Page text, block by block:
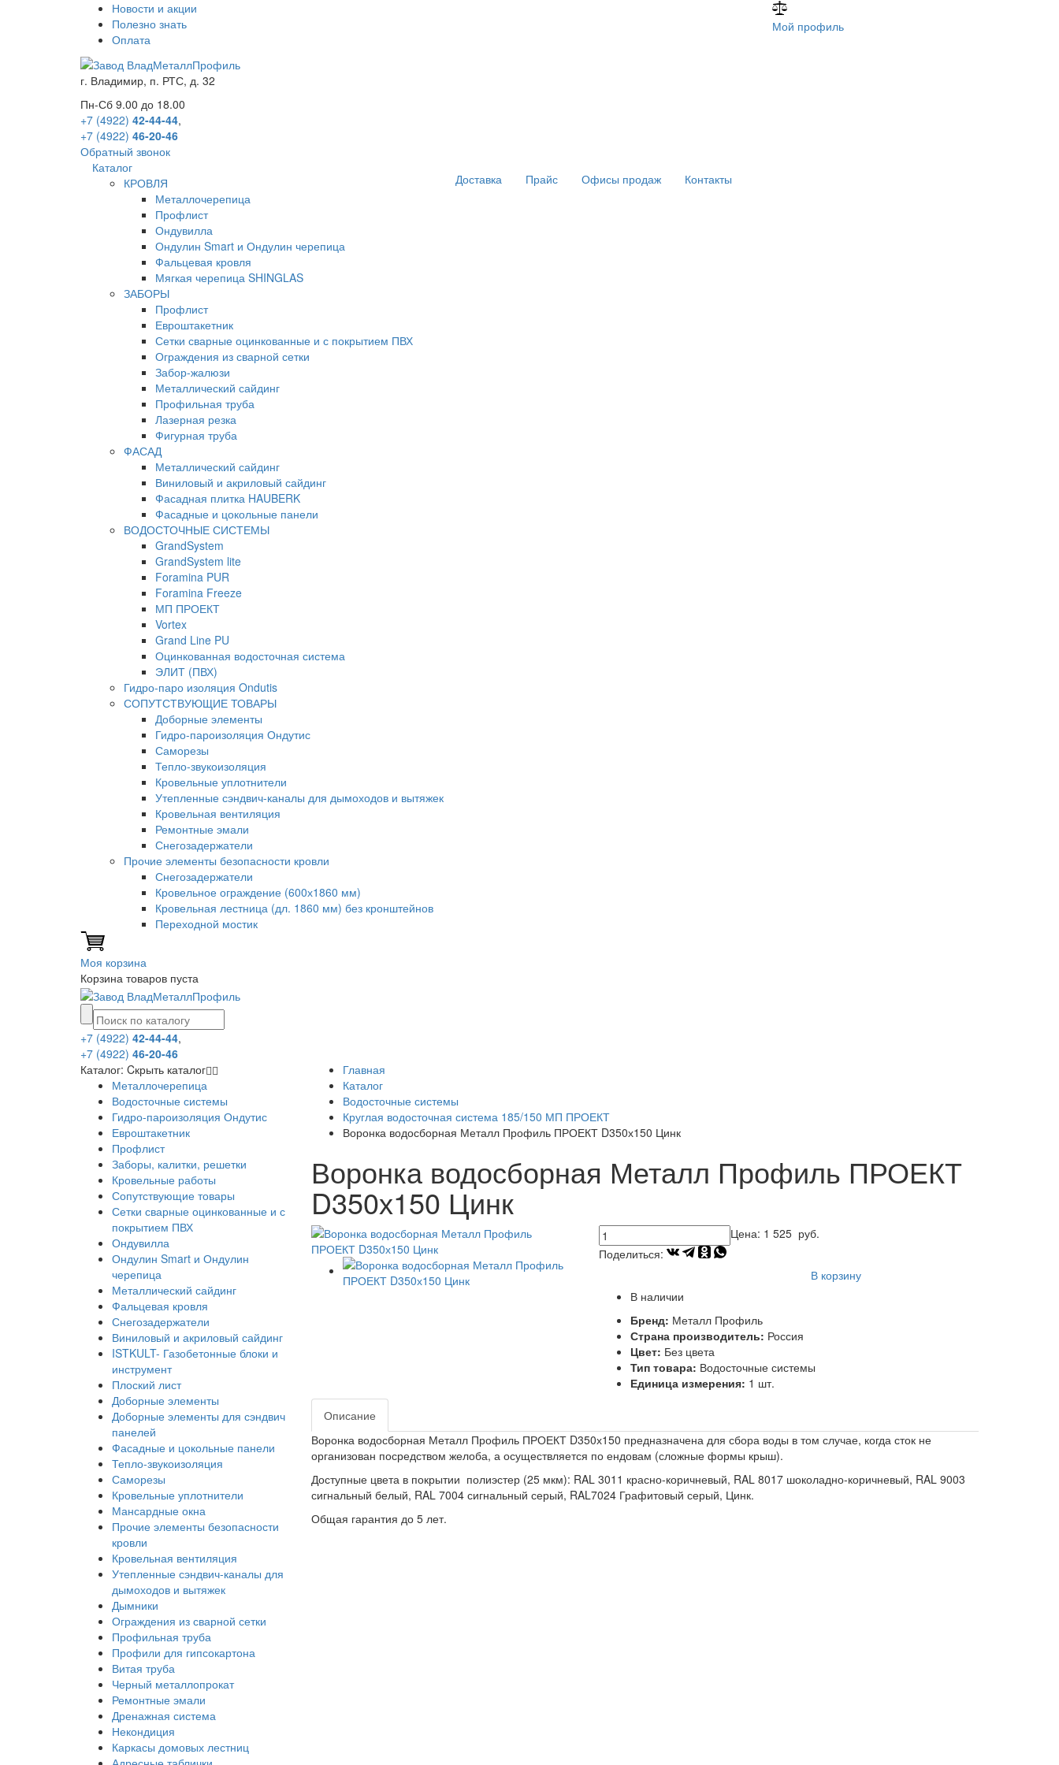
Новости и акции
Полезно знать
Оплата
Мой профиль
г. Владимир, п. РТС, д. 32
Пн-Сб 9.00 до 18.00
+7 (4922) 42-44-44,
+7 (4922) 46-20-46
Обратный звонок
Каталог
КРОВЛЯ
Металлочерепица
Профлист
Ондувилла
Ондулин Smart и Ондулин черепица
Фальцевая кровля
Мягкая черепица SHINGLAS
ЗАБОРЫ
Профлист
Евроштакетник
Сетки сварные оцинкованные и с покрытием ПВХ
Ограждения из сварной сетки
Забор-жалюзи
Металлический сайдинг
Профильная труба
Лазерная резка
Фигурная труба
ФАСАД
Металлический сайдинг
Виниловый и акриловый сайдинг
Фасадная плитка HAUBERK
Фасадные и цокольные панели
ВОДОСТОЧНЫЕ СИСТЕМЫ
GrandSystem
GrandSystem lite
Foramina PUR
Foramina Freeze
МП ПРОЕКТ
Vortex
Grand Line PU
Оцинкованная водосточная система
ЭЛИТ (ПВХ)
Гидро-паро изоляция Ondutis
СОПУТСТВУЮЩИЕ ТОВАРЫ
Доборные элементы
Гидро-пароизоляция Ондутис
Саморезы
Тепло-звукоизоляция
Кровельные уплотнители
Утепленные сэндвич-каналы для дымоходов и вытяжек
Кровельная вентиляция
Ремонтные эмали
Снегозадержатели
Прочие элементы безопасности кровли
Снегозадержатели
Кровельное ограждение (600х1860 мм)
Кровельная лестница (дл. 1860 мм) без кронштейнов
Переходной мостик
Доставка Прайс Офисы продаж Контакты
Моя корзина
Корзина товаров пуста
+7 (4922) 42-44-44,
+7 (4922) 46-20-46
Каталог: Cкрыть каталог
Металлочерепица
Водосточные системы
Гидро-пароизоляция Ондутис
Евроштакетник
Профлист
Заборы, калитки, решетки
Кровельные работы
Сопутствующие товары
Сетки сварные оцинкованные и с
покрытием ПВХ
Ондувилла
Ондулин Smart и Ондулин
черепица
Металлический сайдинг
Фальцевая кровля
Снегозадержатели
Виниловый и акриловый сайдинг
ISTKULT- Газобетонные блоки и
инструмент
Плоский лист
Доборные элементы
Доборные элементы для сэндвич
панелей
Фасадные и цокольные панели
Тепло-звукоизоляция
Саморезы
Кровельные уплотнители
Мансардные окна
Прочие элементы безопасности
кровли
Кровельная вентиляция
Утепленные сэндвич-каналы для
дымоходов и вытяжек
Дымники
Ограждения из сварной сетки
Профильная труба
Профили для гипсокартона
Витая труба
Черный металлопрокат
Ремонтные эмали
Дренажная система
Некондиция
Каркасы домовых лестниц
Главная
Каталог
Водосточные системы
Круглая водосточная система 185/150 МП ПРОЕКТ
Воронка водосборная Металл Профиль ПРОЕКТ D350х150 Цинк
Воронка водосборная Металл Профиль ПРОЕКТ
D350х150 Цинк
Цена: 1 525 руб.
Поделиться:
В корзину
В наличии
Бренд: Металл Профиль
Страна производитель: Россия
Цвет: Без цвета
Тип товара: Водосточные системы
Единица измерения: 1 шт.
Описание
Воронка водосборная Металл Профиль ПРОЕКТ D350х150 предназначена для сбора воды в том случае, когда сток не
организован посредством желоба, а осуществляется по ендовам (сложные формы крыш).
Доступные цвета в покрытии полиэстер (25 мкм): RAL 3011 красно-коричневый, RAL 8017 шоколадно-коричневый, RAL 9003
сигнальный белый, RAL 7004 сигнальный серый, RAL7024 Графитовый серый, Цинк.
Общая гарантия до 5 лет.